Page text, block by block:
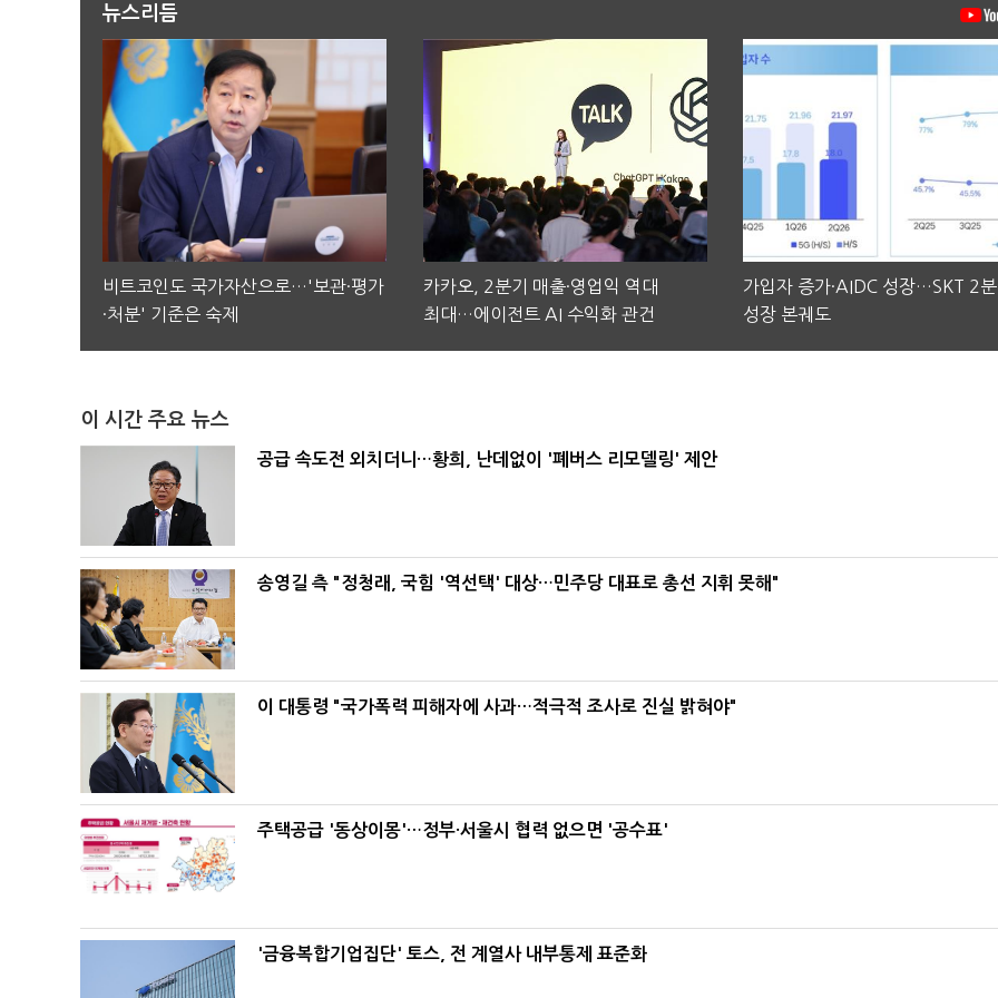
뉴스리듬
비트코인도 국가자산으로…'보관·평가
·처분' 기준은 숙제
카카오, 2분기 매출·영업익 역대
최대…에이전트 AI 수익화 관건
가입자 증가·AIDC 성장…SKT 2
성장 본궤도
이 시간 주요 뉴스
공급 속도전 외치더니…황희, 난데없이 '폐버스 리모델링' 제안
송영길 측 "정청래, 국힘 '역선택' 대상…민주당 대표로 총선 지휘 못해"
이 대통령 "국가폭력 피해자에 사과…적극적 조사로 진실 밝혀야"
주택공급 '동상이몽'…정부·서울시 협력 없으면 '공수표'
'금융복합기업집단' 토스, 전 계열사 내부통제 표준화